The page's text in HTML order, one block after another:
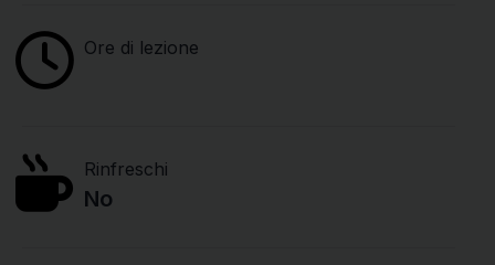
Ore di lezione
Rinfreschi
No